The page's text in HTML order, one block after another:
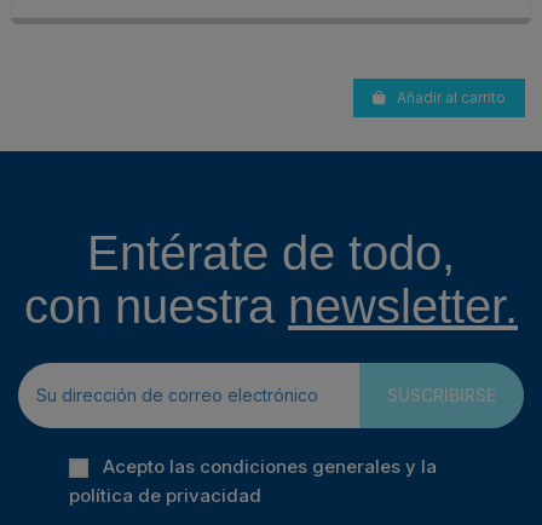
Añadir al carrito
Entérate de todo,
con nuestra newsletter.
SUSCRIBIRSE
Acepto las condiciones generales y la
política de privacidad